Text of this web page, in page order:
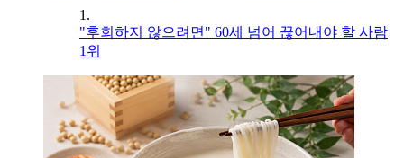
1.
"후회하지 않으려면" 60세 넘어 끊어내야 할 사람
1위